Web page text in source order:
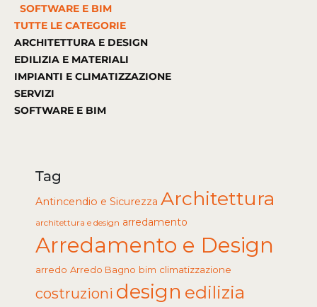
SOFTWARE E BIM
TUTTE LE CATEGORIE
ARCHITETTURA E DESIGN
EDILIZIA E MATERIALI
IMPIANTI E CLIMATIZZAZIONE
SERVIZI
SOFTWARE E BIM
Tag
Antincendio e Sicurezza Architettura
architettura e design arredamento
Arredamento e Design
arredo Arredo Bagno bim climatizzazione
costruzioni design edilizia